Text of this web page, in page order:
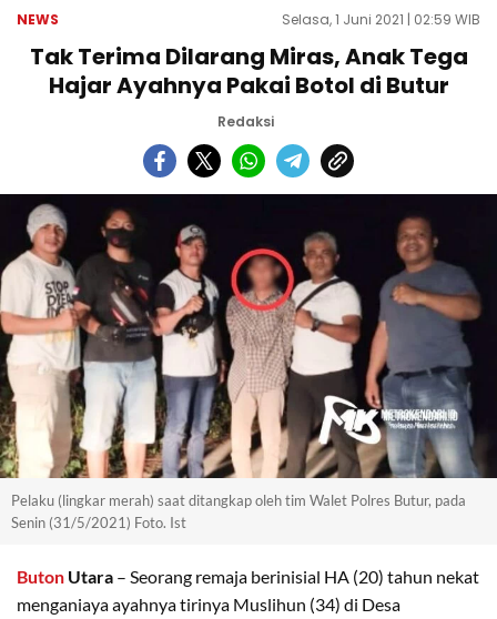
NEWS Selasa, 1 Juni 2021 | 02:59 WIB
Tak Terima Dilarang Miras, Anak Tega
Hajar Ayahnya Pakai Botol di Butur
Redaksi
Pelaku (lingkar merah) saat ditangkap oleh tim Walet Polres Butur, pada
Senin (31/5/2021) Foto. Ist
Buton Utara – Seorang remaja berinisial HA (20) tahun nekat
menganiaya ayahnya tirinya Muslihun (34) di Desa